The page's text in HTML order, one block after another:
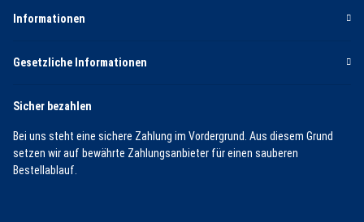
Informationen
Gesetzliche Informationen
Sicher bezahlen
Bei uns steht eine sichere Zahlung im Vordergrund. Aus diesem Grund
setzen wir auf bewährte Zahlungsanbieter für einen sauberen
Bestellablauf.